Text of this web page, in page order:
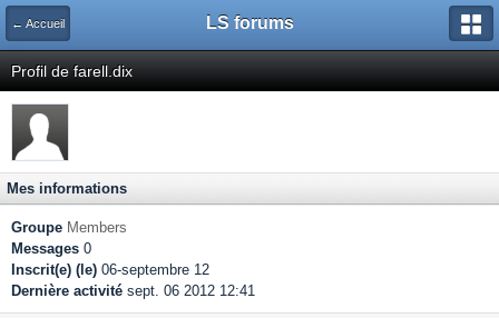
← Accueil LS forums
Profil de farell.dix
Mes informations
Groupe Members
Messages 0
Inscrit(e) (le) 06-septembre 12
Dernière activité sept. 06 2012 12:41